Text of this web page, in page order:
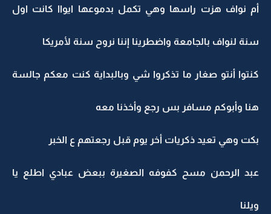
أم نواف هزت راسها وهي تكمل بدموعها ايواا كانت اول
سنة لنواف بالجامعة واضطرينا إننا نروح سنة لأمريكا
كنتوا أنتو صغار ما تذكروا شي وبالبداية كنت معكم جالسة
هنا وأبوكم مسافر بس رجع وأخذنا معه
بكت وهي تعيد ذكريات أخر يوم قبل رجعتهم ع الخبر
عبد الرحمن مسح كفوفه الصغيرة ببعض عبادي اطلع يا
ويلنا